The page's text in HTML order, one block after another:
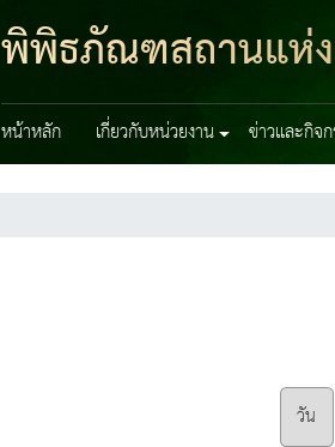
พิพิธภัณฑสถานแห่
หน้าหลัก เกี่ยวกับหน่วยงาน ข่าวและกิจ
วัน